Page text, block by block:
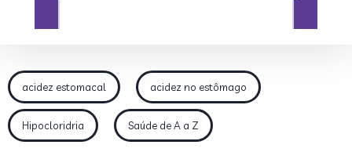
acidez estomacal acidez no estômago
Hipocloridria Saúde de A a Z